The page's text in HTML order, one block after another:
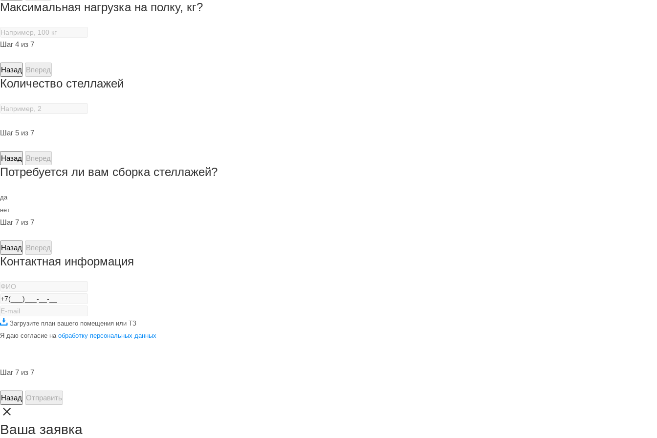
Максимальная нагрузка на полку, кг?
Шаг 4 из 7
Назад Вперед
Количество стеллажей
Шаг 5 из 7
Назад Вперед
Потребуется ли вам сборка стеллажей?
да
нет
Шаг 7 из 7
Назад Вперед
Контактная информация
Загрузите план вашего помещения или ТЗ
Я даю согласие на обработку персональных данных
Шаг 7 из 7
Назад Отправить
Ваша заявка